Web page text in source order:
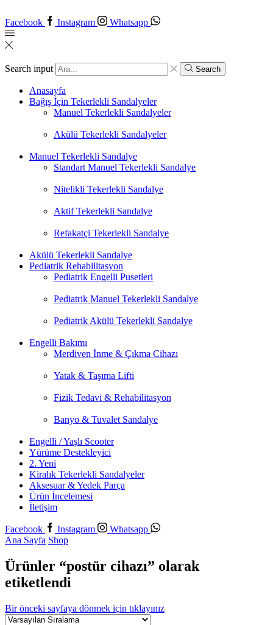
Facebook Instagram Whatsapp
Search input Search
Anasayfa
Bağış İçin Tekerlekli Sandalyeler
Manuel Tekerlekli Sandalyeler
Akülü Tekerlekli Sandalyeler
Manuel Tekerlekli Sandalye
Standart Manuel Tekerlekli Sandalye
Nitelikli Tekerlekli Sandalye
Aktif Tekerlekli Sandalye
Refakatçi Tekerlekli Sandalye
Akülü Tekerlekli Sandalye
Pediatrik Rehabilitasyon
Pediatrik Engelli Pusetleri
Pediatrik Manuel Tekerlekli Sandalye
Pediatrik Akülü Tekerlekli Sandalye
Engelli Bakımı
Merdiven İnme & Çıkma Cihazı
Yatak & Taşıma Lifti
Fizik Tedavi & Rehabilitasyon
Banyo & Tuvalet Sandalye
Engelli / Yaşlı Scooter
Yürüme Destekleyici
2. Yeni
Kiralık Tekerlekli Sandalyeler
Aksesuar & Yedek Parça
Ürün İncelemesi
İletişim
Facebook Instagram
Whatsapp
Ana Sayfa Shop
Ürünler “postür cihazı” olarak
etiketlendi
Bir önceki sayfaya dönmek için tıklayınız